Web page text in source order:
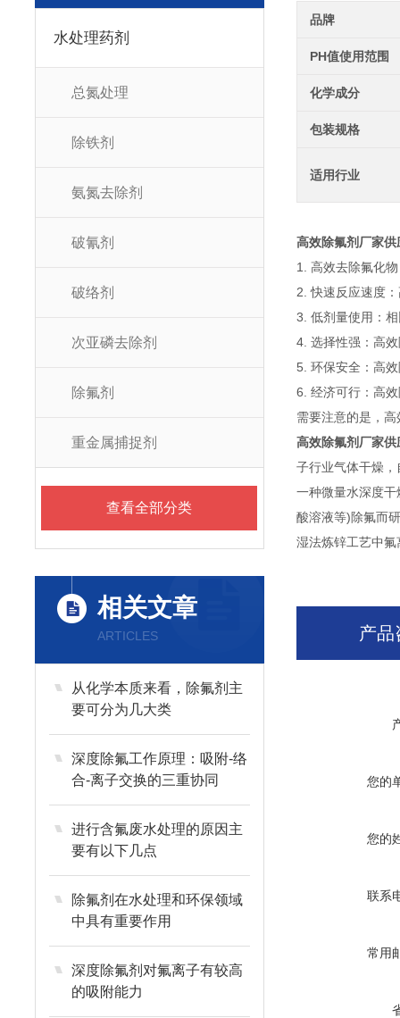
水处理药剂
总氮处理
除铁剂
氨氮去除剂
破氰剂
破络剂
次亚磷去除剂
除氟剂
重金属捕捉剂
查看全部分类
相关文章
ARTICLES
从化学本质来看，除氟剂主
要可分为几大类
深度除氟工作原理：吸附-络
合-离子交换的三重协同
进行含氟废水处理的原因主
要有以下几点
除氟剂在水处理和环保领域
中具有重要作用
深度除氟剂对氟离子有较高
的吸附能力
品牌
PH值使用范围
化学成分
包装规格
适用行业
高效除氟剂厂家供
1. 高效去除氟化
2. 快速反应速度
3. 低剂量使用：
4. 选择性强：高
5. 环保安全：高
6. 经济可行：高
需要注意的是，
高效除氟剂厂家供
子行业气体干燥
一种微量水深度
酸溶液等)除氟而
湿法炼锌工艺中
产品
您的
您的
联系
常用